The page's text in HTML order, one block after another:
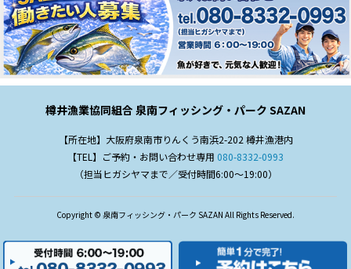
樽井漁業協同組合 泉南フィッシング・パーク SAZAN
【所在地】大阪府泉南市りんくう南浜2-202 樽井漁港内
【TEL】ご予約・お問い合わせ専用 080-8332-0993
（担当ヒガシヤマまで／受付時間6:00～19:00）
Copyright © 泉南フィッシング・パーク SAZAN All Rights Reserved.